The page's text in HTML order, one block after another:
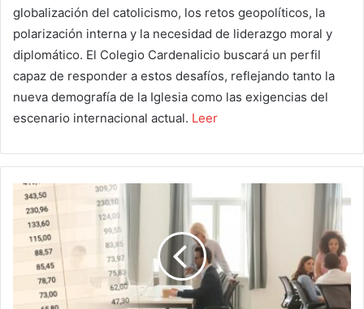
globalización del catolicismo, los retos geopolíticos, la
polarización interna y la necesidad de liderazgo moral y
diplomático. El Colegio Cardenalicio buscará un perfil
capaz de responder a estos desafíos, reflejando tanto la
nueva demografía de la Iglesia como las exigencias del
escenario internacional actual. Leer
Las
firmas
legales
logran
mayor
crecimiento